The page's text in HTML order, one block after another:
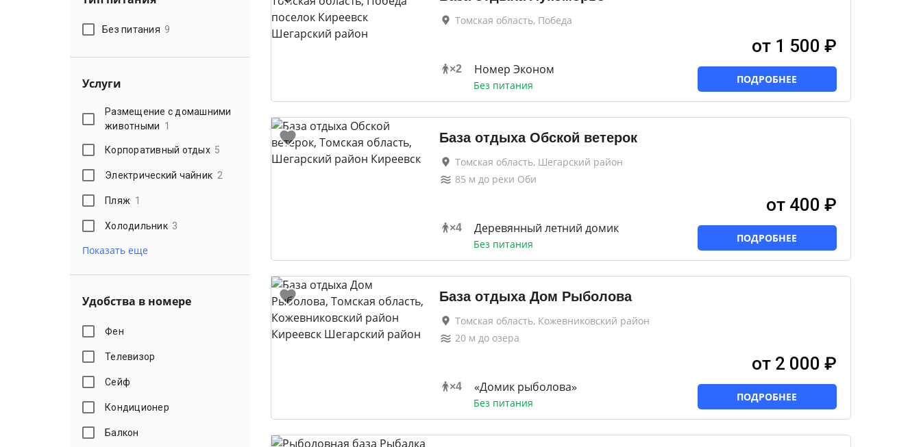
Без питания 9
Услуги
Размещение с домашними
животными 1
Корпоративный отдых 5
Электрический чайник 2
Пляж 1
Холодильник 3
Показать еще
Удобства в номере
Фен
Телевизор
Сейф
Кондиционер
Балкон
Томская область, Победа
×2 Номер Эконом
Без питания
от 1 500 ₽
ПОДРОБНЕЕ
База отдыха Обской ветерок
Томская область, Шегарский район
85 м до реки Оби
×4 Деревянный летний домик
Без питания
от 400 ₽
ПОДРОБНЕЕ
База отдыха Дом Рыболова
Томская область, Кожевниковский район
20м до озера
×4 «Домик рыболова»
Без питания
от 2 000 ₽
ПОДРОБНЕЕ